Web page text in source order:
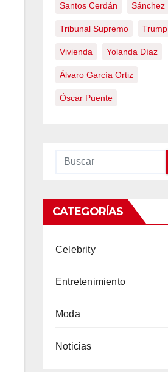
Santos Cerdán Sánchez
Tribunal Supremo Trump
Vivienda Yolanda Díaz
Álvaro García Ortiz
Óscar Puente
CATEGORÍAS
Celebrity
Entretenimiento
Moda
Noticias